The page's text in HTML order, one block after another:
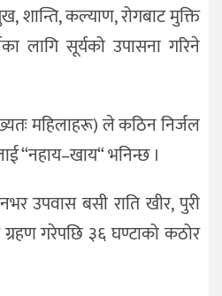
शान्ति, कल्याण, रोगबाट मुक्ति
लागि सूर्यको उपासना गरिने
महिलाहरू) ले कठिन निर्जल
“नहाय–खाय“ भनिन्छ ।
उपवास बसी राति खीर, पुरी
गरेपछि ३६ घण्टाको कठोर